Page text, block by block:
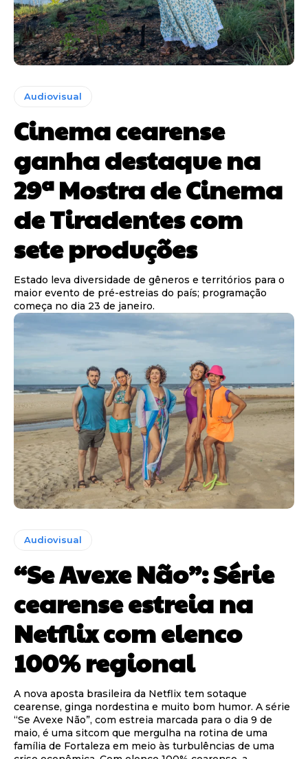
Audiovisual
Cinema cearense
ganha destaque na
29ª Mostra de Cinema
de Tiradentes com
sete produções
Estado leva diversidade de gêneros e territórios para o
maior evento de pré-estreias do país; programação
começa no dia 23 de janeiro.
Audiovisual
“Se Avexe Não”: Série
cearense estreia na
Netflix com elenco
100% regional
A nova aposta brasileira da Netflix tem sotaque
cearense, ginga nordestina e muito bom humor. A série
“Se Avexe Não”, com estreia marcada para o dia 9 de
maio, é uma sitcom que mergulha na rotina de uma
família de Fortaleza em meio às turbulências de uma